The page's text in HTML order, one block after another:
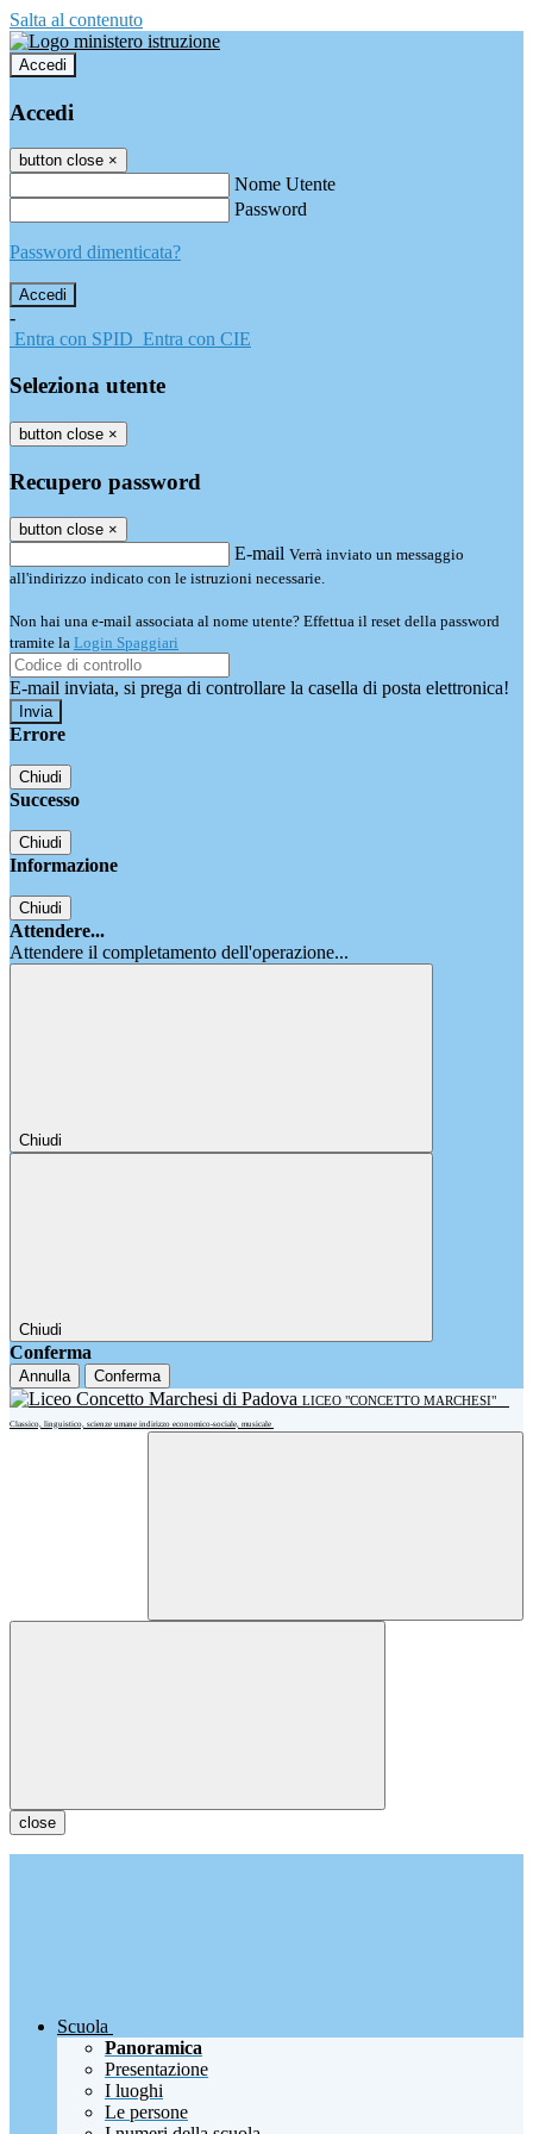
Salta al contenuto
Accedi
Accedi
button close ×
Nome Utente
Password
Password dimenticata?
-
Entra con SPID Entra con CIE
Seleziona utente
button close ×
Recupero password
button close ×
E-mail Verrà inviato un messaggio
all'indirizzo indicato con le istruzioni necessarie.
Non hai una e-mail associata al nome utente? Effettua il reset della password
tramite la Login Spaggiari
E-mail inviata, si prega di controllare la casella di posta elettronica!
Errore
Chiudi
Successo
Chiudi
Informazione
Chiudi
Attendere...
Attendere il completamento dell'operazione...
Chiudi
Chiudi
Conferma
Annulla Conferma
LICEO "CONCETTO MARCHESI"
Classico, linguistico, scienze umane indirizzo economico-sociale, musicale
close
Scuola
Panoramica
Presentazione
I luoghi
Le persone